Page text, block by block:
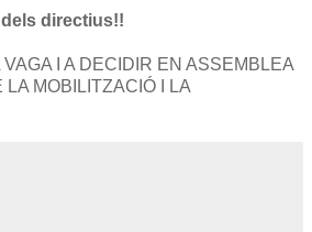
directius!!
VAGA I A DECIDIR EN ASSEMBLEA
LA MOBILITZACIÓ I LA